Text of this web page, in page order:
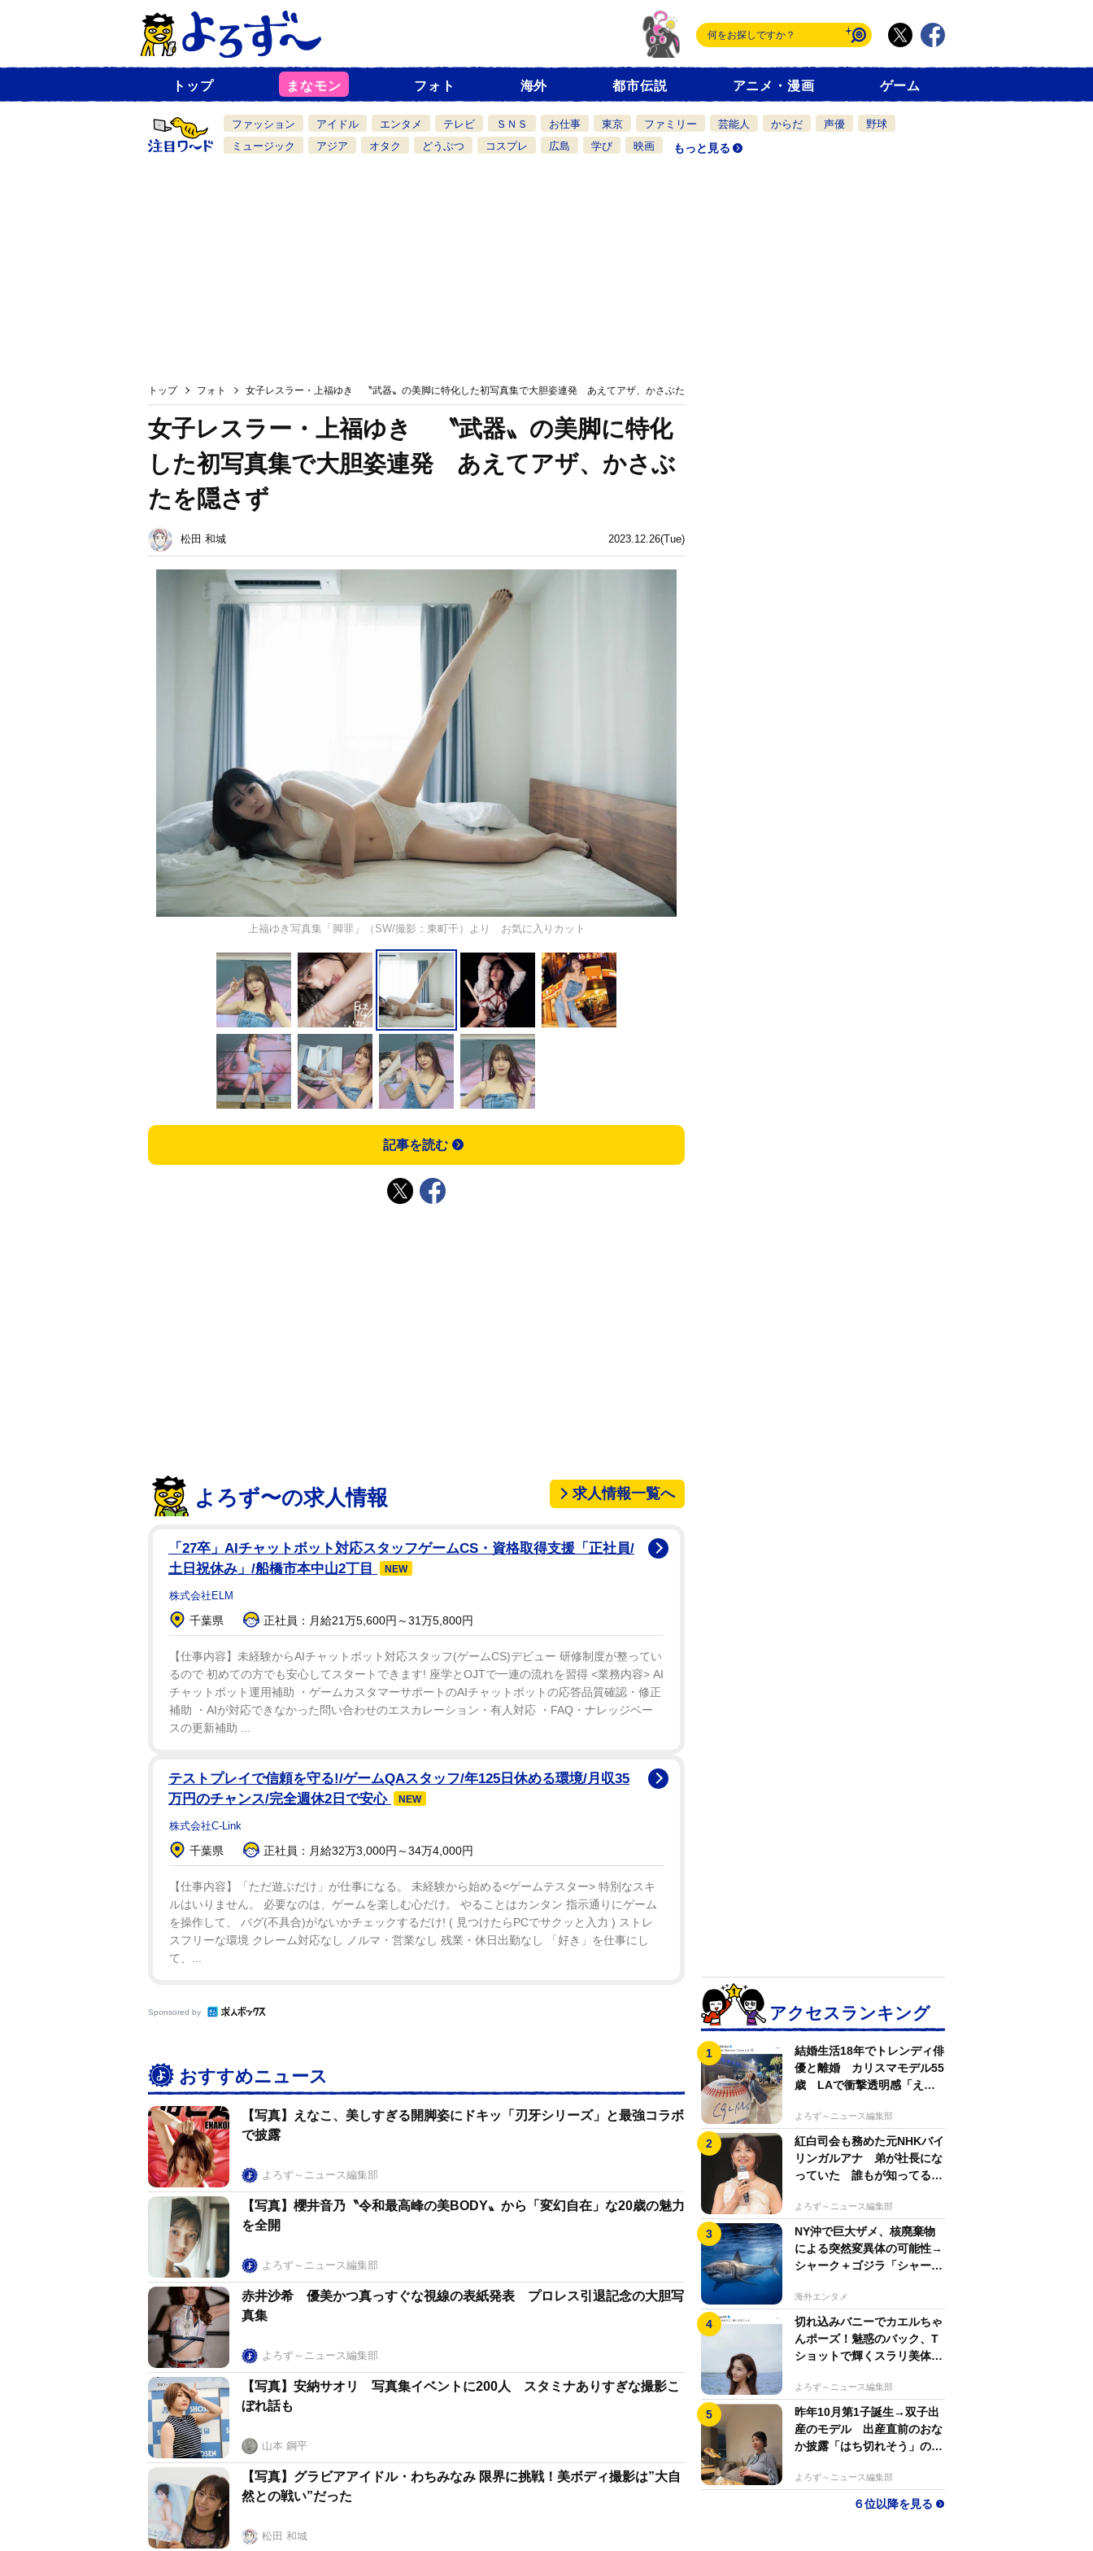
ュ
一
覧
トップ まなモン フォト 海外 都市伝説 アニメ・漫画 ゲーム
ファッション アイドル エンタメ テレビ ＳＮＳ お仕事 東京 ファミリー 芸能人 からだ 声優
野球
ミュージック
アジア オタク どうぶつ コスプレ 広島 学び 映画 もっと見る
トップ フォト 女子レスラー・上福ゆき 〝武器〟の美脚に特化した初写真集で大胆姿連発 あえてアザ、かさぶた
2023.12.26(Tue)
女子レスラー・上福ゆき 〝武器〟の美脚に特化
した初写真集で大胆姿連発 あえてアザ、かさぶ
たを隠さず
松田 和城
上福ゆき写真集「脚罪」（SW/撮影：東町干）より お気に入りカット
記事を読む
よろず〜の求人情報 求人情報一覧へ
「27卒」AIチャットボット対応スタッフゲームCS・資格取得支援「正社員/
土日祝休み」/船橋市本中山2丁目
NEW
株式会社ELM
千葉県 正社員：月給21万5,600円～31万5,800円
【仕事内容】未経験からAIチャットボット対応スタッフ(ゲームCS)デビュー 研修制度が整ってい
るので 初めての方でも安心してスタートできます! 座学とOJTで一連の流れを習得 <業務内容> AI
チャットボット運用補助 ・ゲームカスタマーサポートのAIチャットボットの応答品質確認・修正
補助 ・AIが対応できなかった問い合わせのエスカレーション・有人対応 ・FAQ・ナレッジベー
スの更新補助 ...
テストプレイで信頼を守る!/ゲームQAスタッフ/年125日休める環境/月収35
万円のチャンス/完全週休2日で安心
NEW
株式会社C-Link
千葉県 正社員：月給32万3,000円～34万4,000円
【仕事内容】「ただ遊ぶだけ」が仕事になる。 未経験から始める<ゲームテスター> 特別なスキ
ルはいりません。 必要なのは、ゲームを楽しむ心だけ。 やることはカンタン 指示通りにゲーム
を操作して、 バグ(不具合)がないかチェックするだけ! ( 見つけたらPCでサクッと入力 ) ストレ
スフリーな環境 クレーム対応なし ノルマ・営業なし 残業・休日出勤なし 「好き」を仕事にし
て、...
Sponsored by
おすすめニュース
【写真】えなこ、美しすぎる開脚姿にドキッ「刃牙シリーズ」と最強コラボ
で披露
よろず～ニュース編集部
【写真】櫻井音乃〝令和最高峰の美BODY〟から「変幻自在」な20歳の魅力
を全開
よろず～ニュース編集部
赤井沙希 優美かつ真っすぐな視線の表紙発表 プロレス引退記念の大胆写
真集
よろず～ニュース編集部
【写真】安納サオリ 写真集イベントに200人 スタミナありすぎな撮影こ
ぼれ話も
山本 鋼平
【写真】グラビアアイドル・わちみなみ 限界に挑戦！美ボディ撮影は”大自
然との戦い”だった
松田 和城